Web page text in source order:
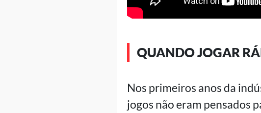
QUANDO JOGAR
Nos primeiros anos da
jogos não eram pensados